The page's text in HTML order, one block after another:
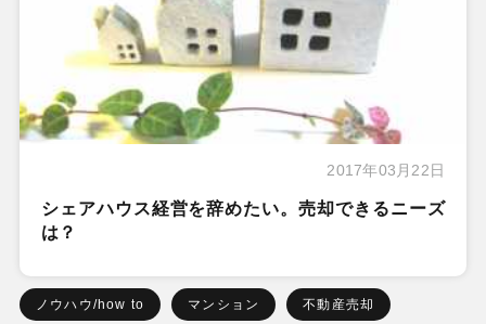
2017年03月22日
シェアハウス経営を辞めたい。売却できるニーズ
は？
ノウハウ/how to マンション 不動産売却